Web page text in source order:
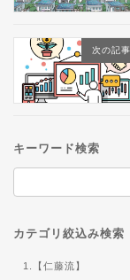
次の記事
キーワード検索
カテゴリ絞込み検索
1.【仁藤流】